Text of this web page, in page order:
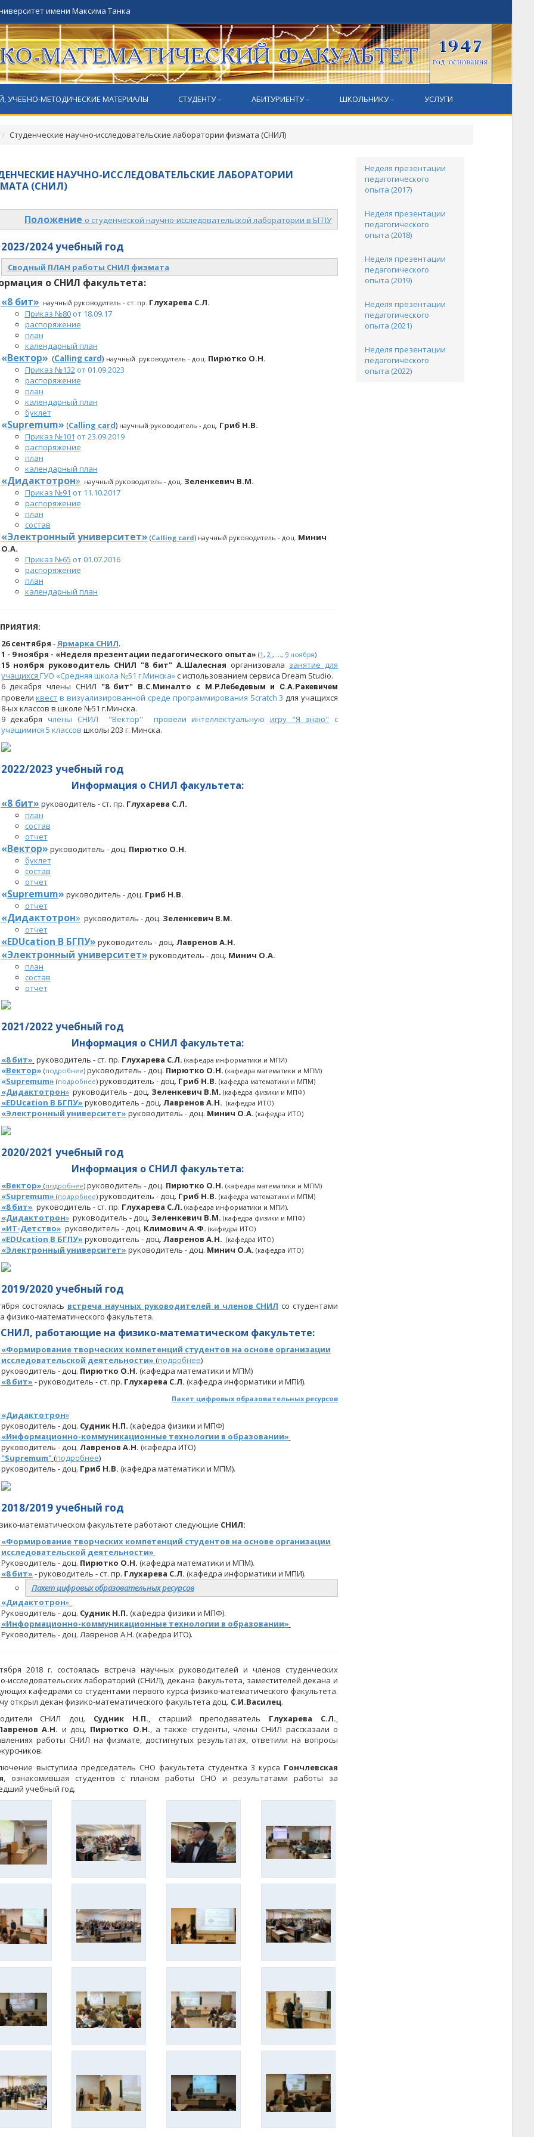
имени Максима Танка
УЧЕБНО-МЕТОДИЧЕСКИЕ МАТЕРИАЛЫ СТУДЕНТУ АБИТУРИЕНТУ ШКОЛЬНИКУ УСЛУГИ
Студенческие научно-исследовательские лаборатории физмата (СНИЛ)
НАУЧНО-ИССЛЕДОВАТЕЛЬСКИЕ ЛАБОРАТОРИИ
(СНИЛ)
Положение о студенческой научно-исследовательской лаборатории в БГПУ
2023/2024 учебный год
Сводный ПЛАН работы СНИЛ физмата
о СНИЛ факультета:
«8 бит» научный руководитель - ст. пр. Глухарева С.Л.
Приказ №80от 18.09.17
распоряжение
план
календарный план
«Вектор» (Сalling card) научный руководитель - доц. Пирютко О.Н.
Приказ №132от 01.09.2023
распоряжение
план
календарный план
буклет
«Supremum» (Сalling card) научный руководитель - доц. Гриб Н.В.
Приказ №101 от 23.09.2019
распоряжение
план
календарный план
«Дидактотрон» научный руководитель - доц. Зеленкевич В.М.
Приказ №91 от 11.10.2017
распоряжение
план
состав
«Электронный университет» (Сalling card) научный руководитель - доц. Минич
О.А.
Приказ №65 от 01.07.2016
распоряжение
план
календарный план
26 сентября -Ярмарка СНИЛ.
1 - 9 ноября - «Неделя презентации педагогического опыта» (1, 2 , ..., 9ноября)
15 ноября руководитель СНИЛ "8 бит" А.Шалесная организовала занятие для
учащихся ГУО «Средняя школа №51 г.Минска»с использованием сервиса Dream Studio.
6 декабря члены СНИЛ "8 бит" В.С.Миналто с М.Р.Лебедевым и С.А.Ракевичем
провеликвест в визуализированной среде программирования Scratch 3 для учащихся
8-ых классов в школе №51 г.Минска.
9 декабря члены СНИЛ "Вектор" провели интеллектуальную игру "Я знаю" с
учащимися 5 классов школы 203 г. Минска.
2022/2023 учебный год
Информация о СНИЛ факультета:
«8 бит» руководитель - ст. пр. Глухарева С.Л.
план
состав
отчет
«Вектор» руководитель - доц. Пирютко О.Н.
буклет
состав
отчет
«Supremum» руководитель - доц. Гриб Н.В.
отчет
«Дидактотрон» руководитель - доц. Зеленкевич В.М.
отчет
«EDUcation В БГПУ» руководитель - доц. Лавренов А.Н.
«Электронный университет» руководитель - доц. Минич О.А.
план
состав
отчет
2021/2022 учебный год
Информация о СНИЛ факультета:
«8 бит» руководитель - ст. пр. Глухарева С.Л. (кафедра информатики и МПИ)
«Вектор» (подробнее) руководитель - доц. Пирютко О.Н. (кафедра математики и МПМ)
«Supremum» (подробнее) руководитель - доц. Гриб Н.В. (кафедра математики и МПМ)
«Дидактотрон» руководитель - доц. Зеленкевич В.М. (кафедра физики и МПФ)
«EDUcation В БГПУ» руководитель - доц. Лавренов А.Н. (кафедра ИТО)
«Электронный университет» руководитель - доц. Минич О.А. (кафедра ИТО)
2020/2021 учебный год
Информация о СНИЛ факультета:
«Вектор» (подробнее) руководитель - доц. Пирютко О.Н. (кафедра математики и МПМ)
«Supremum» (подробнее) руководитель - доц. Гриб Н.В. (кафедра математики и МПМ)
«8 бит» руководитель - ст. пр. Глухарева С.Л. (кафедра информатики и МПИ).
«Дидактотрон» руководитель - доц. Зеленкевич В.М. (кафедра физики и МПФ)
«ИТ-Детство» руководитель - доц. Климович А.Ф. (кафедра ИТО)
«EDUcation В БГПУ» руководитель - доц. Лавренов А.Н. (кафедра ИТО)
«Электронный университет» руководитель - доц. Минич О.А. (кафедра ИТО)
2019/2020 учебный год
состоялась встреча научных руководителей и членов СНИЛ со студентами
физико-математического факультета.
СНИЛ, работающие на физико-математическом факультете:
«Формирование творческих компетенций студентов на основе организации
исследовательской деятельности» (подробнее)
руководитель - доц. Пирютко О.Н. (кафедра математики и МПМ)
«8 бит» -руководитель - ст. пр. Глухарева С.Л. (кафедра информатики и МПИ).
Пакет цифровых образовательных ресурсов​​
«Дидактотрон»
руководитель - доц. Судник Н.П. (кафедра физики и МПФ)
«Информационно-коммуникационные технологии в образовании»
руководитель - доц. Лавренов А.Н. (кафедра ИТО)
"Supremum"(подробнее)
руководитель - доц. Гриб Н.В. (кафедра математики и МПМ).
2018/2019 учебный год
математическом факультете работают следующие СНИЛ:
«Формирование творческих компетенций студентов на основе организации
исследовательской деятельности»
Руководитель - доц. Пирютко О.Н. (кафедра математики и МПМ).
«8 бит» -руководитель - ст. пр. Глухарева С.Л. (кафедра информатики и МПИ).
Пакет цифровых образовательных ресурсов​​
«Дидактотрон»
Руководитель - доц. Судник Н.П. (кафедра физики и МПФ).
«Информационно-коммуникационные технологии в образовании»
Руководитель - доц. Лавренов А.Н. (кафедра ИТО).
2018 г. состоялась встреча научных руководителей и членов студенческих
исследовательских лабораторий (СНИЛ), декана факультета, заместителей декана и
кафедрами со студентами первого курса физико-математического факультета.
открыл декан физико-математического факультета доц. С.И.Василец.
СНИЛ доц. Судник Н.П. , старший преподаватель Глухарева С.Л.
А.Н. и доц. Пирютко О.Н. , а также студенты, члены СНИЛ рассказали о
работы СНИЛ на физмате, достигнутых результатах, ответили на вопросы
выступила председатель СНО факультета студентка 3 курса Гончлевская
, ознакомившая студентов с планом работы СНО и результатами работы за
учебный год.
Неделя презентации
педагогического
опыта (2017)
Неделя презентации
педагогического
опыта (2018)
Неделя презентации
педагогического
опыта (2019)
Неделя презентации
педагогического
опыта (2021)
Неделя презентации
педагогического
опыта (2022)